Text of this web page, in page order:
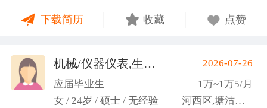
下载简历 收藏 点赞
机械/仪器仪表,生产管理/研发 (高蕾)
2026-07-26
应届毕业生
1万~1万5/月
女 / 24岁 / 硕士 / 无经验
河西区,塘沽区,东丽区